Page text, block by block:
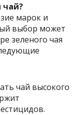
чай?
марок и
выбор может
зеленого чая
чай высокого